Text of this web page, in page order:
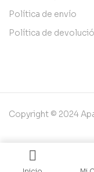
Política de envío
Política de
Copyright © 2024